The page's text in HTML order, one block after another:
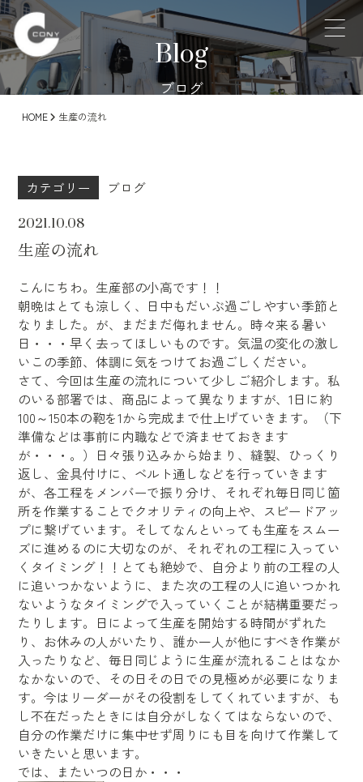
Blog
ブログ
HOME 生産の流れ
カテゴリー ブログ
2021.10.08
生産の流れ
こんにちわ。生産部の小高です！！
朝晩はとても涼しく、日中もだいぶ過ごしやすい季節と
なりました。が、まだまだ侮れません。時々来る暑い
日・・・早く去ってほしいものです。気温の変化の激し
いこの季節、体調に気をつけてお過ごしください。
さて、今回は生産の流れについて少しご紹介します。私
のいる部署では、商品によって異なりますが、1 日に約
100～150本の鞄を1から完成まで仕上げていきます。（下
準備などは事前に内職などで済ませておきます
が・・・。）日々張り込みから始まり、縫製、ひっくり
返し、金具付けに、ベルト通しなどを行っていきます
が、各工程をメンバーで振り分け、それぞれ毎日同じ箇
所を作業することでクオリティの向上や、スピードアッ
プに繋げています。そしてなんといっても生産をスムー
ズに進めるのに大切なのが、それぞれの工程に入ってい
くタイミング！！とても絶妙で、自分より前の工程の人
に追いつかないように、また次の工程の人に追いつかれ
ないようなタイミングで入っていくことが結構重要だっ
たりします。日によって生産を開始する時間がずれた
り、お休みの人がいたり、誰か一人が他にすべき作業が
入ったりなど、毎日同じように生産が流れることはなか
なかないので、その日その日での見極めが必要になりま
す。今はリーダーがその役割をしてくれていますが、も
し不在だったときには自分がしなくてはならないので、
自分の作業だけに集中せず周りにも目を向けて作業して
いきたいと思います。
では、またいつの日か・・・